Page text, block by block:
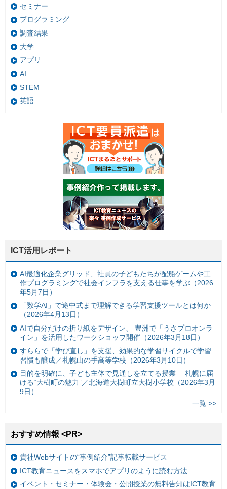
セミナー
プログラミング
調査結果
大学
アプリ
AI
STEM
英語
ICT活用レポート
AI最適化企業グリッド、社員の子どもたちが配船ゲームや工
作プログラミングで社会インフラを支える仕事を学ぶ（2026
年5月7日）
「数学AI」で途中式まで理解できる学習支援ツールとは何か
（2026年4月13日）
AIで自分だけの折り紙をデザイン、 豊洲で「うさプロオンラ
イン」を活用したワークショップ開催（2026年3月18日）
すららで「学び直し」を支援、効果的な学習サイクルで学習
習慣も醸成／札幌山の手高等学校（2026年3月10日）
目的を明確に、子ども主体で見通しを立てる授業— 札幌に届
ける“大樹町の魅力”／北海道大樹町立大樹小学校（2026年3月
9日）
一覧 >>
おすすめ情報 <PR>
貴社Webサイトの“事例紹介”記事転載サービス
ICT教育ニュースをスマホでアプリのように読む方法
イベント・セミナー・体験会・公開授業の無料告知はICT教育